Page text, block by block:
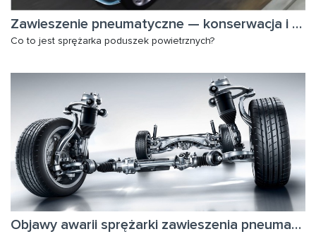
Zawieszenie pneumatyczne — konserwacja i serwis (część II)
Co to jest sprężarka poduszek powietrznych?
Objawy awarii sprężarki zawieszenia pneumatycznego